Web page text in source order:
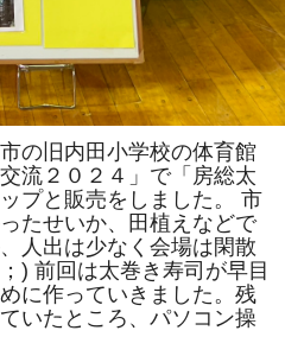
の旧内田小学校の体育館
流２０２４」で「房総太
プと販売をしました。 市
たせいか、田植えなどで
人出は少なく会場は閑散
) 前回は太巻き寿司が早目
に作っていきました。残
いたところ、パソコン操